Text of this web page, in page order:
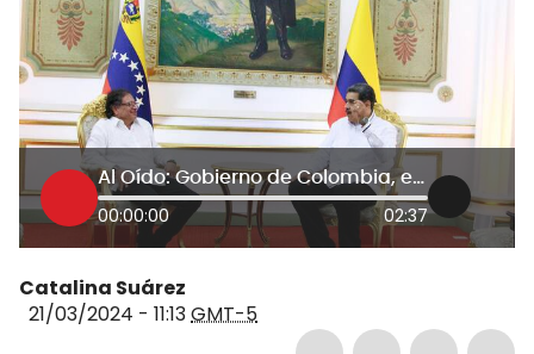
Al Oído: Gobierno de Colombia, en vergonzoso silencio ante régimen de Maduro
00:00:00 02:37
Catalina Suárez
21/03/2024 - 11:13GMT-5